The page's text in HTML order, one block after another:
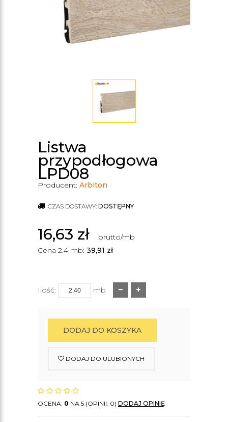
Listwa
przypodłogowa
LPD08
Producent: Arbiton
CZAS DOSTAWY: DOSTĘPNY
16,63 zł
brutto/mb
Cena 2.4 mb: 39,91 zł
Ilość: mb
DODAJ DO KOSZYKA
DODAJ DO ULUBIONYCH
OCENA: 0 NA 5 (OPINII: 0) DODAJ OPINIĘ